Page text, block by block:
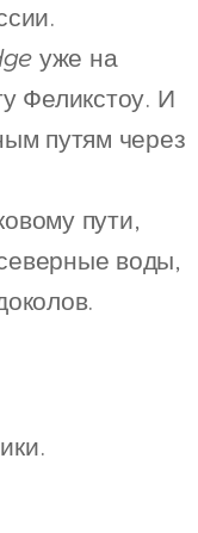
уже на
Феликстоу. И
путям через
пути,
воды,